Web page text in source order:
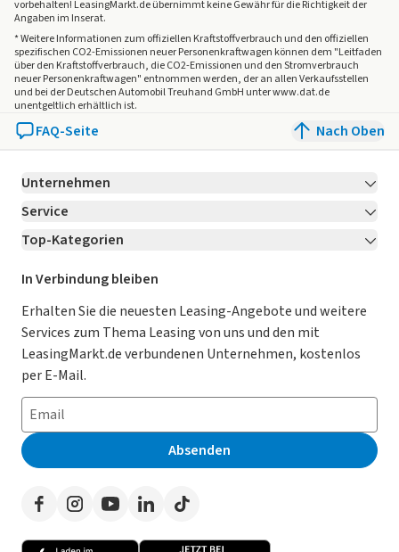
vorbehalten! LeasingMarkt.de übernimmt keine Gewähr für die Richtigkeit der
Angaben im Inserat.
* Weitere Informationen zum offiziellen Kraftstoffverbrauch und den offiziellen
spezifischen CO2-Emissionen neuer Personenkraftwagen können dem "Leitfaden
über den Kraftstoffverbrauch, die CO2-Emissionen und den Stromverbrauch
neuer Personenkraftwagen" entnommen werden, der an allen Verkaufsstellen
und bei der Deutschen Automobil Treuhand GmbH unter www.dat.de
unentgeltlich erhältlich ist.
FAQ-Seite Nach Oben
Unternehmen
Über LeasingMarkt.de
Karriere Jetzt bewerben!
Für Händler
Kooperation mit AutoScout24
AGB
Datenschutz
Impressum
Erklärung zur Barrierefreiheit
Presse
Service
Kontakt
Ratgeber
Magazin
Datenschutz-Einstellungen
So funktioniert’s
Häufig gestellte Fragen
Leasing-Lexikon
Auto-Tests
Werben auf LeasingMarkt.de
Top-Kategorien
Leasing Deals
Gebrauchtwagen Leasing
Leasing ohne Anzahlung
E-Auto Leasing
Privatleasing
Leasing-Vergleiche
Herstellerverzeichnis
Händlerverzeichnis
In Verbindung bleiben
Erhalten Sie die neuesten Leasing-Angebote und weitere
Services zum Thema Leasing von uns und den mit
LeasingMarkt.de verbundenen Unternehmen, kostenlos
per E-Mail.
Absenden